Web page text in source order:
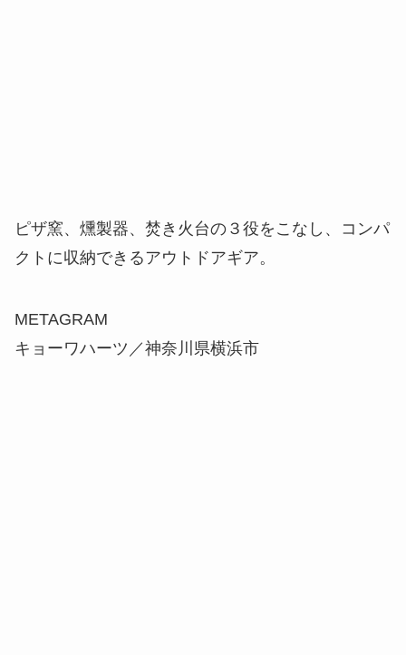
ピザ窯、燻製器、焚き火台の３役をこなし、コンパ
クトに収納できるアウトドアギア。
METAGRAM
キョーワハーツ／神奈川県横浜市